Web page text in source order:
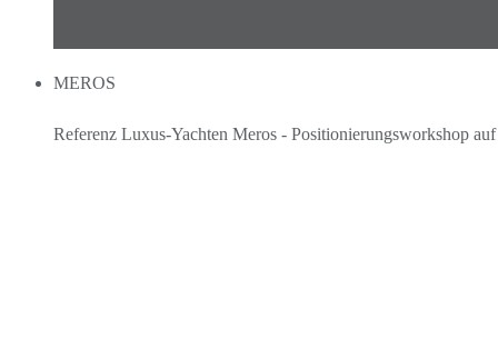
MEROS
Referenz Luxus-Yachten Meros - Positionierungsworkshop